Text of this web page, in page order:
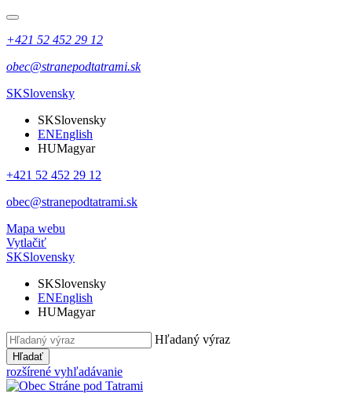
+421 52 452 29 12
obec@stranepodtatrami.sk
SKSlovensky
SKSlovensky
ENEnglish
HUMagyar
+421 52 452 29 12
obec@stranepodtatrami.sk
Mapa webu
Vytlačiť
SKSlovensky
SKSlovensky
ENEnglish
HUMagyar
Hľadaný výraz
Hľadať
rozšírené vyhľadávanie